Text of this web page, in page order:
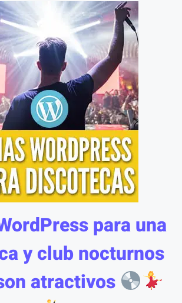
para una
y club nocturnos
atractivos